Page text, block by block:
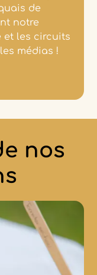
de
notre
et les circuits
médias !
nos